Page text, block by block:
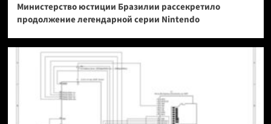
Министерство юстиции Бразилии рассекретило
продолжение легендарной серии Nintendo